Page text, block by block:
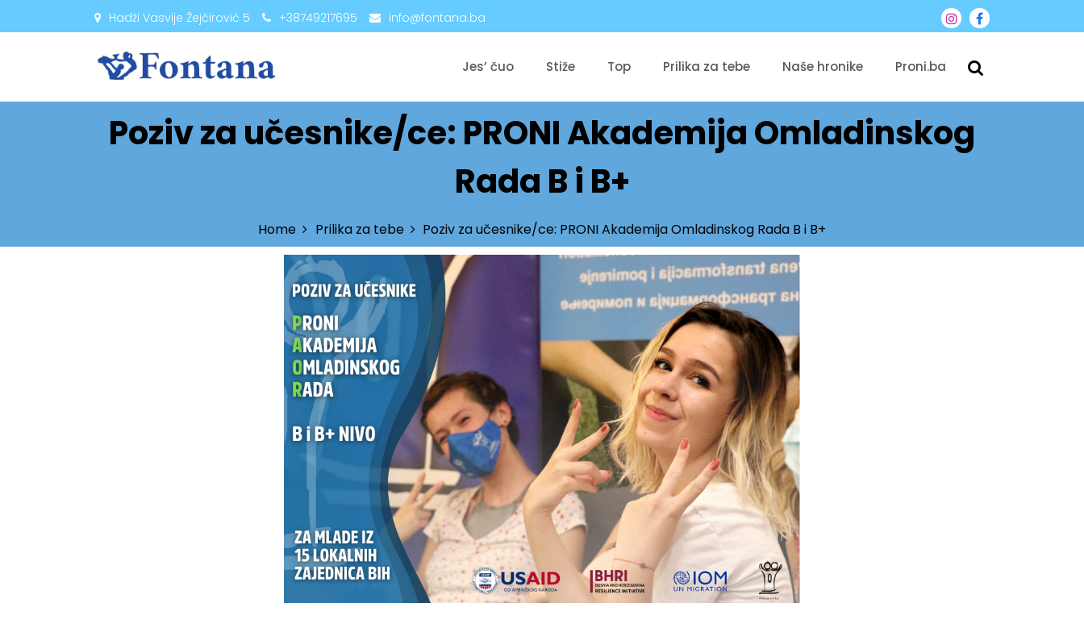
Hadži Vasvije Žejčirović 5 +38749217695 info@fontana.ba
Jes’ čuo Stiže Top Prilika za tebe Naše hronike Proni.ba
Poziv za učesnike/ce: PRONI Akademija Omladinskog
Rada B i B+
Home Prilika za tebe Poziv za učesnike/ce: PRONI Akademija Omladinskog Rada B i B+